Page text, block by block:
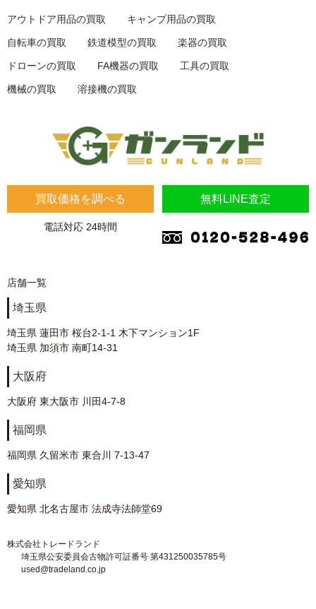
買取価格を調べる 無料LINE査定
電話対応 24時間
店舗一覧
埼玉県
埼玉県 蓮田市 桜台2-1-1 木下マンション1F
埼玉県 加須市 南町14-31
大阪府
大阪府 東大阪市 川田4-7-8
福岡県
福岡県 久留米市 東合川 7-13-47
愛知県
愛知県 北名古屋市 法成寺法師堂69
株式会社トレードランド
埼玉県公安委員会古物許可証番号 第431250035785号
used@tradeland.co.jp
アウトドア用品の買取 キャンプ用品の買取
自転車の買取 鉄道模型の買取 楽器の買取
ドローンの買取 FA機器の買取 工具の買取
機械の買取 溶接機の買取